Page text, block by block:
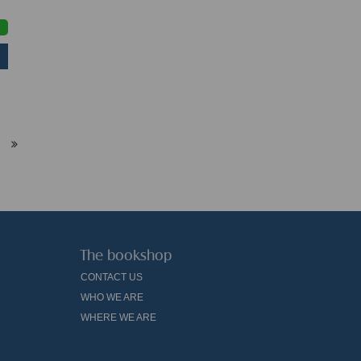
The bookshop
CONTACT US
WHO WE ARE
WHERE WE ARE